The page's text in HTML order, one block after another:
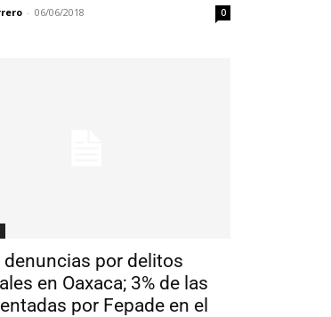
- 06/06/2018 0
denuncias por delitos
en Oaxaca; 3% de las
por Fepade en el